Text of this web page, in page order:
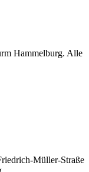
Hammelburg. Alle
Müller-Straße